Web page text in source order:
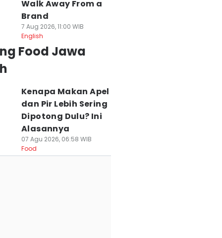
Walk Away From a
Brand
7 Aug 2026, 11:00 WIB
English
Food Jawa
Kenapa Makan Apel
dan Pir Lebih Sering
Dipotong Dulu? Ini
Alasannya
07 Agu 2026, 06:58 WIB
Food